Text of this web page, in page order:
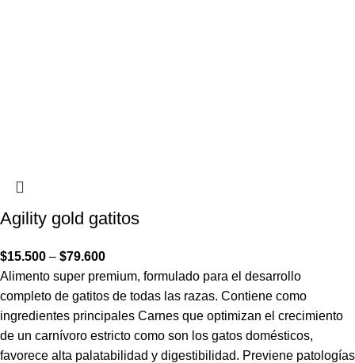
Agility gold gatitos
$15.500 – $79.600
Alimento super premium, formulado para el desarrollo
completo de gatitos de todas las razas. Contiene como
ingredientes principales Carnes que optimizan el crecimiento
de un carnívoro estricto como son los gatos domésticos,
favorece alta palatabilidad y digestibilidad. Previene patologías